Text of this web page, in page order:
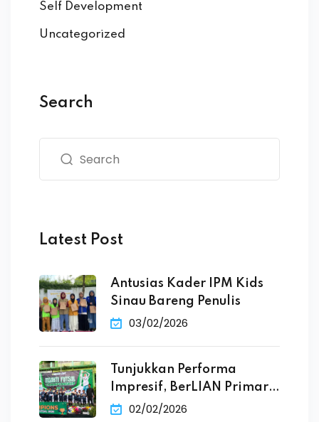
Self Development
Uncategorized
Search
Latest Post
Antusias Kader IPM Kids
Sinau Bareng Penulis
03/02/2026
Tunjukkan Performa
Impresif, BerLIAN Primary
School Raih
02/02/2026